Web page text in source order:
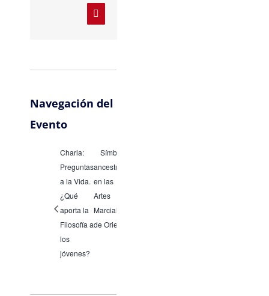
Navegación del
Evento
Charla:
Preguntas
a la Vida.
¿Qué
aporta la
Filosofía a
los
jóvenes?
Símbolos
ancestrales
en las
Artes
Marciales
de Oriente